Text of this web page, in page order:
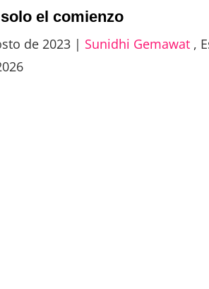
el comienzo
de 2023 | Sunidhi Gemawat ,